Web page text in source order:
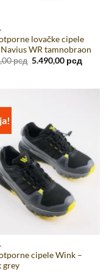
lovačke cipele
WR tamnobraon
рсд Originalna
8.990,00 рсд.
5.490,00 рсд
cena
cipele Wink –
grey